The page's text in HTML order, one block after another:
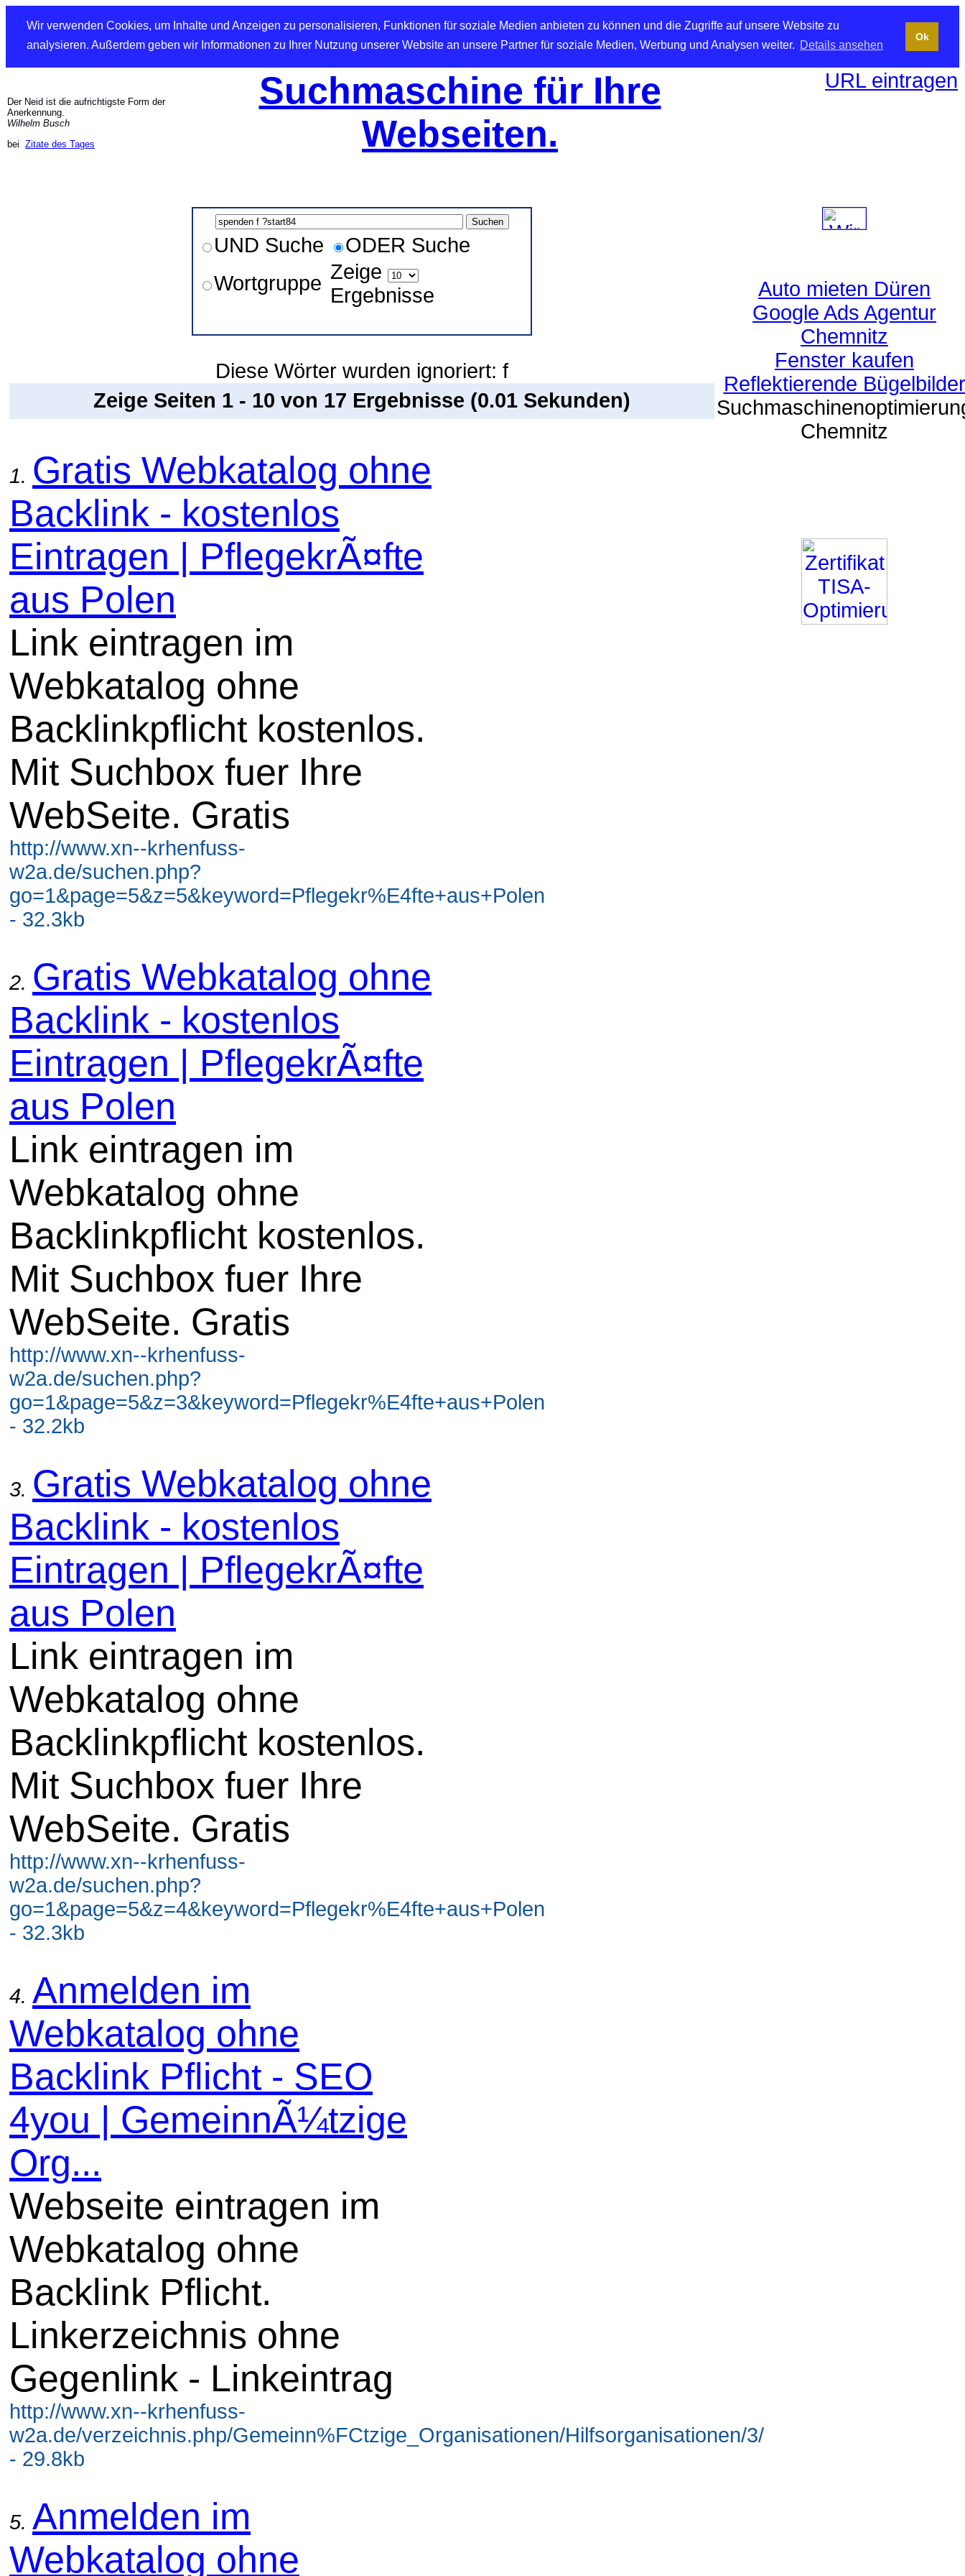
Wir verwenden Cookies, um Inhalte und Anzeigen zu personalisieren, Funktionen für soziale Medien anbieten zu können und die Zugriffe auf unsere Website zu
analysieren. Außerdem geben wir Informationen zu Ihrer Nutzung unserer Website an unsere Partner für soziale Medien, Werbung und Analysen weiter. Details ansehen
Ok
Der Neid ist die aufrichtigste Form der
Anerkennung.
Wilhelm Busch
bei Zitate des Tages
Suchmaschine für Ihre
Webseiten.
URL eintragen
UND Suche
ODER Suche
Wortgruppe Zeige
Ergebnisse
Diese Wörter wurden ignoriert: f
Zeige Seiten 1 - 10 von 17 Ergebnisse (0.01 Sekunden)
1. Gratis Webkatalog ohne
Backlink - kostenlos
Eintragen | PflegekrÃ¤fte
aus Polen
Link eintragen im
Webkatalog ohne
Backlinkpflicht kostenlos.
Mit Suchbox fuer Ihre
WebSeite. Gratis
http://www.xn--krhenfuss-
w2a.de/suchen.php?
go=1&page=5&z=5&keyword=Pflegekr%E4fte+aus+Polen
- 32.3kb
2. Gratis Webkatalog ohne
Backlink - kostenlos
Eintragen | PflegekrÃ¤fte
aus Polen
Link eintragen im
Webkatalog ohne
Backlinkpflicht kostenlos.
Mit Suchbox fuer Ihre
WebSeite. Gratis
http://www.xn--krhenfuss-
w2a.de/suchen.php?
go=1&page=5&z=3&keyword=Pflegekr%E4fte+aus+Polen
- 32.2kb
3. Gratis Webkatalog ohne
Backlink - kostenlos
Eintragen | PflegekrÃ¤fte
aus Polen
Link eintragen im
Webkatalog ohne
Backlinkpflicht kostenlos.
Mit Suchbox fuer Ihre
WebSeite. Gratis
http://www.xn--krhenfuss-
w2a.de/suchen.php?
go=1&page=5&z=4&keyword=Pflegekr%E4fte+aus+Polen
- 32.3kb
4. Anmelden im
Webkatalog ohne
Backlink Pflicht - SEO
4you | GemeinnÃ¼tzige
Org...
Webseite eintragen im
Webkatalog ohne
Backlink Pflicht.
Linkerzeichnis ohne
Gegenlink - Linkeintrag
http://www.xn--krhenfuss-
w2a.de/verzeichnis.php/Gemeinn%FCtzige_Organisationen/Hilfsorganisationen/3/
- 29.8kb
5. Anmelden im
Webkatalog ohne
Auto mieten Düren
Google Ads Agentur
Chemnitz
Fenster kaufen
Reflektierende Bügelbilder
Chemnitz